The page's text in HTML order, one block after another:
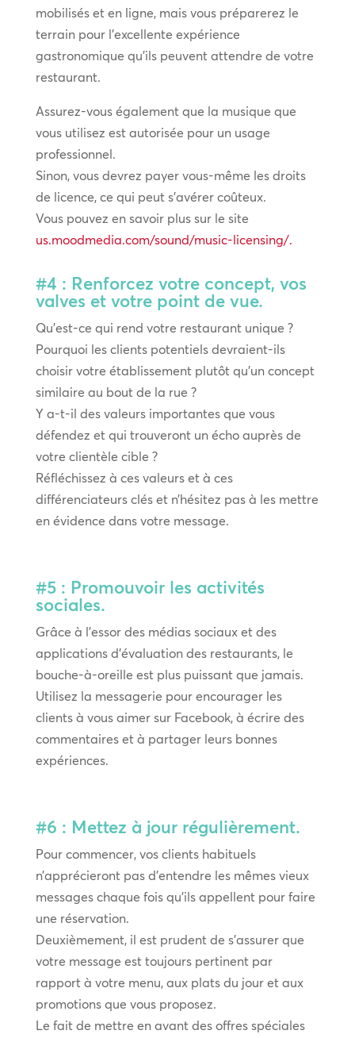
mobilisés et en ligne, mais vous préparerez le
terrain pour l’excellente expérience
gastronomique qu’ils peuvent attendre de votre
restaurant.
Assurez-vous également que la musique que
vous utilisez est autorisée pour un usage
professionnel.
Sinon, vous devrez payer vous-même les droits
de licence, ce qui peut s’avérer coûteux.
Vous pouvez en savoir plus sur le site
us.moodmedia.com/sound/music-licensing/.
#4 : Renforcez votre concept, vos
valves et votre point de vue.
Qu’est-ce qui rend votre restaurant unique ?
Pourquoi les clients potentiels devraient-ils
choisir votre établissement plutôt qu’un concept
similaire au bout de la rue ?
Y a-t-il des valeurs importantes que vous
défendez et qui trouveront un écho auprès de
votre clientèle cible ?
Réfléchissez à ces valeurs et à ces
différenciateurs clés et n’hésitez pas à les mettre
en évidence dans votre message.
#5 : Promouvoir les activités
sociales.
Grâce à l’essor des médias sociaux et des
applications d’évaluation des restaurants, le
bouche-à-oreille est plus puissant que jamais.
Utilisez la messagerie pour encourager les
clients à vous aimer sur Facebook, à écrire des
commentaires et à partager leurs bonnes
expériences.
#6 : Mettez à jour régulièrement.
Pour commencer, vos clients habituels
n’apprécieront pas d’entendre les mêmes vieux
messages chaque fois qu’ils appellent pour faire
une réservation.
Deuxièmement, il est prudent de s’assurer que
votre message est toujours pertinent par
rapport à votre menu, aux plats du jour et aux
promotions que vous proposez.
Le fait de mettre en avant des offres spéciales